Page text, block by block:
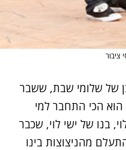
ציבור
של שלומי שבת, ששבר
הוא הכי התחבר למי
בנו של ישי לוי, שכבר
מהניצוצות בינו